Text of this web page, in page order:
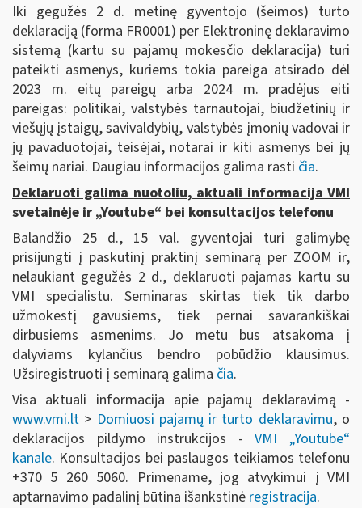
Iki gegužės 2 d. metinę gyventojo (šeimos) turto
deklaraciją (forma FR0001) per Elektroninę deklaravimo
sistemą (kartu su pajamų mokesčio deklaracija) turi
pateikti asmenys, kuriems tokia pareiga atsirado dėl
2023 m. eitų pareigų arba 2024 m. pradėjus eiti
pareigas: politikai, valstybės tarnautojai, biudžetinių ir
viešųjų įstaigų, savivaldybių, valstybės įmonių vadovai ir
jų pavaduotojai, teisėjai, notarai ir kiti asmenys bei jų
šeimų nariai. Daugiau informacijos galima rasti čia.
Deklaruoti galima nuotoliu, aktuali informacija VMI
svetainėje ir „Youtube“ bei konsultacijos telefonu
Balandžio 25 d., 15 val. gyventojai turi galimybę
prisijungti į paskutinį praktinį seminarą per ZOOM ir,
nelaukiant gegužės 2 d., deklaruoti pajamas kartu su
VMI specialistu. Seminaras skirtas tiek tik darbo
užmokestį gavusiems, tiek pernai savarankiškai
dirbusiems asmenims. Jo metu bus atsakoma į
dalyviams kylančius bendro pobūdžio klausimus.
Užsiregistruoti į seminarą galima čia.
Visa aktuali informacija apie pajamų deklaravimą -
www.vmi.lt > Domiuosi pajamų ir turto deklaravimu, o
deklaracijos pildymo instrukcijos -VMI „Youtube“
kanale. Konsultacijos bei paslaugos teikiamos telefonu
+370 5 260 5060. Primename, jog atvykimui į VMI
aptarnavimo padalinį būtina išankstinė registracija.